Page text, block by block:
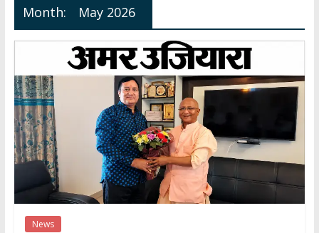
खबर
खबर
।
सबकी
खबर
Month: May 2026
News